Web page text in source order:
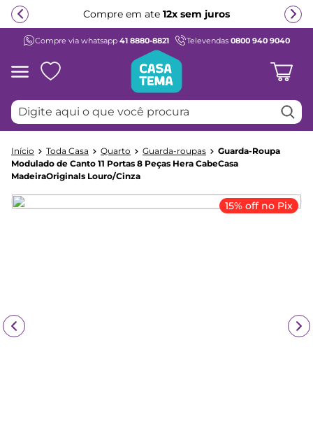
Compre em ate 12x sem juros
Compre via whatsapp 41 8880-8821 Televendas 0800 940 9040
Digite aqui o que você procura
Toda Casa Quarto Guarda-roupas
Guarda-Roupa
Modulado de Canto 11 Portas 8 Peças Hera CabeCasa
MadeiraOriginals Louro/Cinza
15% off no Pix
Termos mais buscados
1º
beliche
º
aria
5º
escrivaninha
6º
treliche
7º